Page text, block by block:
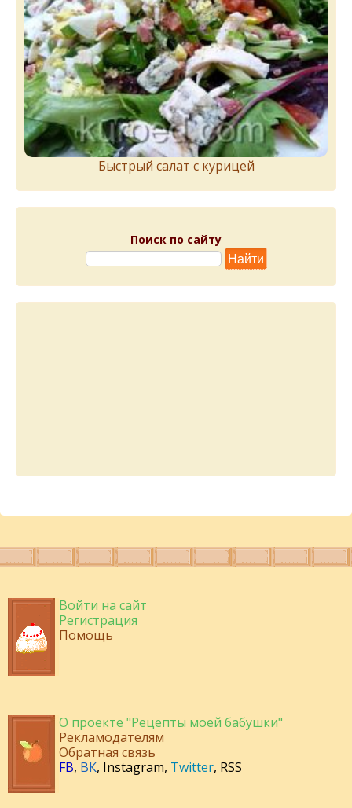
Быстрый салат с курицей
Поиск по сайту
Войти на сайт
Регистрация
Помощь
О проекте "Рецепты моей бабушки"
Рекламодателям
Обратная связь
FB, ВК, Instagram, Twitter, RSS